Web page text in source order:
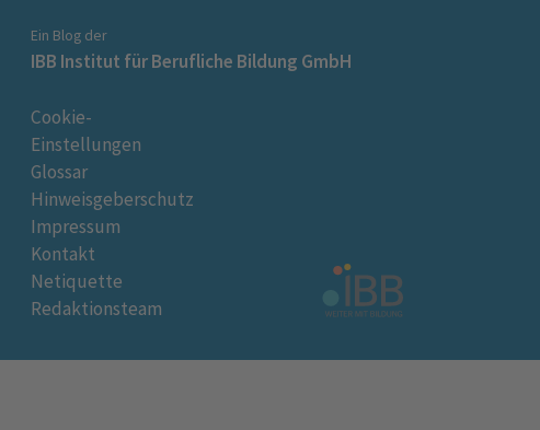
Ein Blog der
IBB Institut für Berufliche Bildung GmbH
Cookie-
Einstellungen
Glossar
Hinweisgeberschutz
Impressum
Kontakt
Netiquette
Redaktionsteam